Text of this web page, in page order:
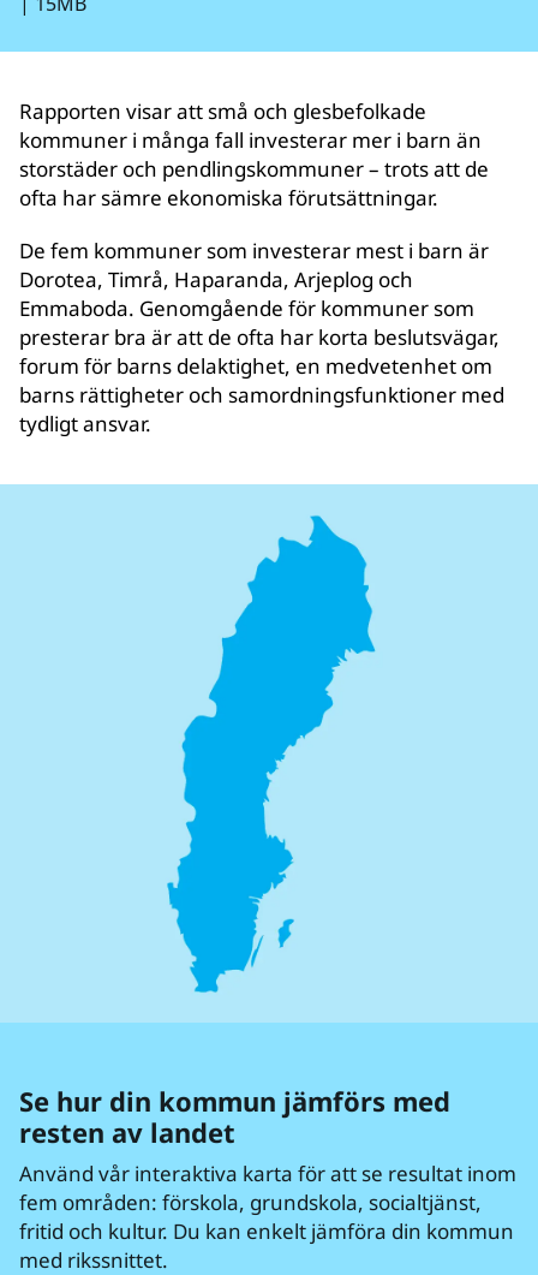
Rapporten visar att små och glesbefolkade
kommuner i många fall investerar mer i barn än
storstäder och pendlingskommuner – trots att de
ofta har sämre ekonomiska förutsättningar.
De fem kommuner som investerar mest i barn är
Dorotea, Timrå, Haparanda, Arjeplog och
Emmaboda. Genomgående för kommuner som
presterar bra är att de ofta har korta beslutsvägar,
forum för barns delaktighet, en medvetenhet om
barns rättigheter och samordningsfunktioner med
tydligt ansvar.
Se hur din kommun jämförs med
resten av landet
Använd vår interaktiva karta för att se resultat inom
fem områden: förskola, grundskola, socialtjänst,
fritid och kultur. Du kan enkelt jämföra din kommun
med rikssnittet.